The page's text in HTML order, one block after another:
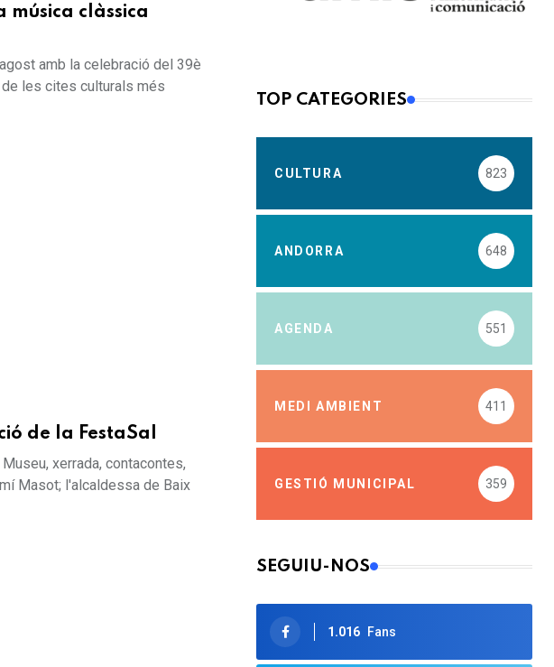
clàssica
amb la celebració del 39è
les cites culturals més
de la FestaSal
xerrada, contacontes,
Masot; l'alcaldessa de Baix
TOP CATEGORIES
CULTURA 823
ANDORRA 648
AGENDA 551
MEDI AMBIENT 411
GESTIÓ MUNICIPAL 359
SEGUIU-NOS
1.016 Fans